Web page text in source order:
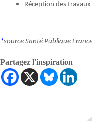
Réception des
*source Santé Publique
Partagez l'inspiration